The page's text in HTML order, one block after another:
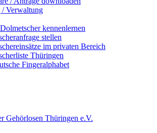
Verwaltung
kennenlernen
stellen
im privaten Bereich
Thüringen
Fingeralphabet